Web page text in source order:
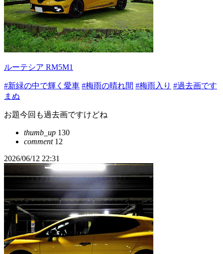
ルーテシア RM5M1
#新緑の中で輝く愛車 #梅雨の晴れ間 #梅雨入り #過去画です
まぬ
お題今回も過去画ですけどね
thumb_up 130
comment12
2026/06/12 22:31